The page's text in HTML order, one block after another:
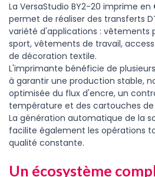
La VersaStudio BY2-20 imprime en
permet de réaliser des transferts
variété d'applications : vêtements
sport, vêtements de travail,
de décoration textile.
L'imprimante bénéficie de
à garantir une production stable,
optimisée du flux d'encre, un
température et des cartouches
La génération automatique de la
facilite également les opérations
qualité constante.
Un écosystème